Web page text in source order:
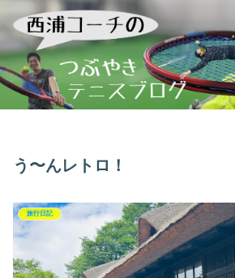
う〜んレトロ！
旅行日記